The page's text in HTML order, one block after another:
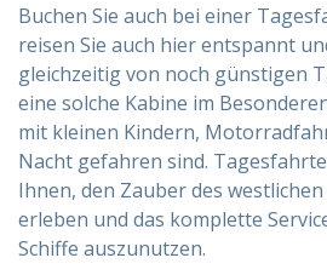
Buchen Sie auch bei einer
reisen Sie auch hier entspannt
gleichzeitig von noch günstigen
eine solche Kabine im
mit kleinen Kindern,
Nacht gefahren sind.
Ihnen, den Zauber des
erleben und das komplette
Schiffe auszunutzen.